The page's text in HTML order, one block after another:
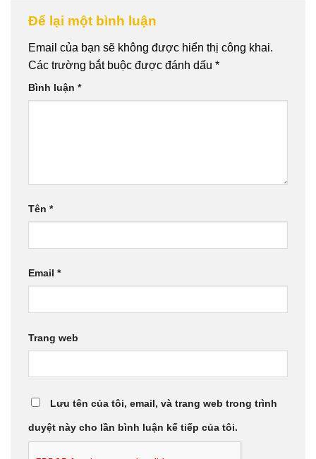
Để lại một bình luận
Email của bạn sẽ không được hiển thị công khai.
Các trường bắt buộc được đánh dấu *
Bình luận *
Tên *
Email *
Trang web
Lưu tên của tôi, email, và trang web trong trình
duyệt này cho lần bình luận kế tiếp của tôi.